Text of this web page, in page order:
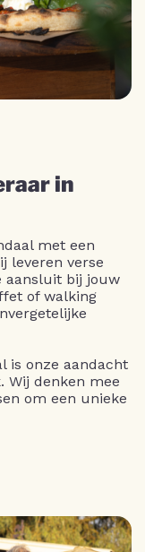
in
met een
leveren verse
aansluit bij jouw
of walking
is onze aandacht
Wij denken mee
om een unieke